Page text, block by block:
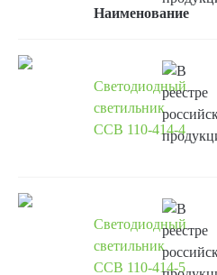
Наименование
Светодиодный
светильник
ССВ 110-414-4
Светодиодный
светильник
ССВ 110-414-5